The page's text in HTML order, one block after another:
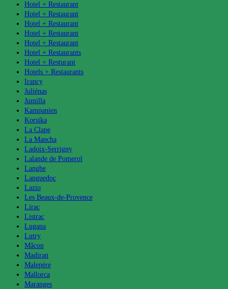
Hotel + Restaurant
Hotel + Restaurant
Hotel + Restaurant
Hotel + Restaurant
Hotel + Restaurant
Hotel + Restaurants
Hotel + Resturant
Hotels + Restaurants
Irancy
Juliénas
Jumilla
Kampanien
Korsika
La Clape
La Mancha
Ladoix-Serrigny
Lalande de Pomerol
Langhe
Languedoc
Lazio
Les Beaux-de-Provence
Lirac
Listrac
Lugana
Lutry
Mâcon
Madiran
Malepère
Mallorca
Maranges